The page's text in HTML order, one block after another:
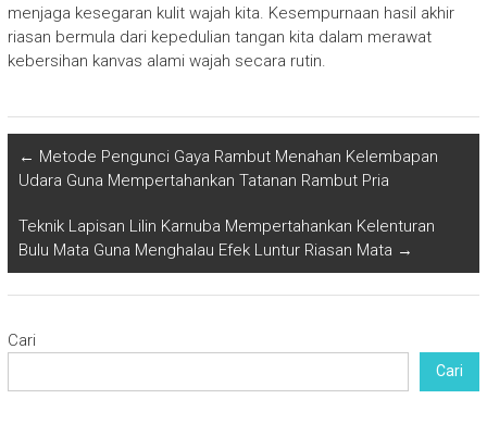
menjaga kesegaran kulit wajah kita. Kesempurnaan hasil akhir
riasan bermula dari kepedulian tangan kita dalam merawat
kebersihan kanvas alami wajah secara rutin.
← Metode Pengunci Gaya Rambut Menahan Kelembapan
Udara Guna Mempertahankan Tatanan Rambut Pria
Teknik Lapisan Lilin Karnuba Mempertahankan Kelenturan
Bulu Mata Guna Menghalau Efek Luntur Riasan Mata →
Cari
Cari